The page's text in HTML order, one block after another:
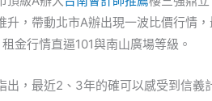
升，帶動北市A辦出現一波比價行情
金行情直逼101與南山廣場等級。
出，最近2、3年的確可以感受到信義